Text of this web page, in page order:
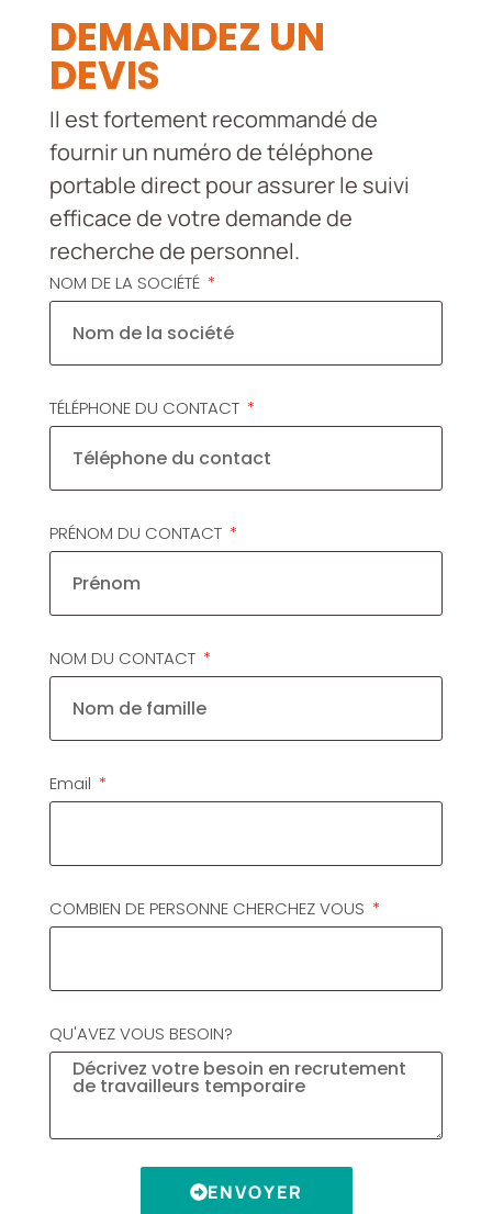
DEMANDEZ UN
DEVIS
Il est fortement recommandé de
fournir un numéro de téléphone
portable direct pour assurer le suivi
efficace de votre demande de
recherche de personnel.
NOM DE LA SOCIÉTÉ
TÉLÉPHONE DU CONTACT
PRÉNOM DU CONTACT
NOM DU CONTACT
Email
COMBIEN DE PERSONNE CHERCHEZ VOUS
QU'AVEZ VOUS BESOIN?
ENVOYER